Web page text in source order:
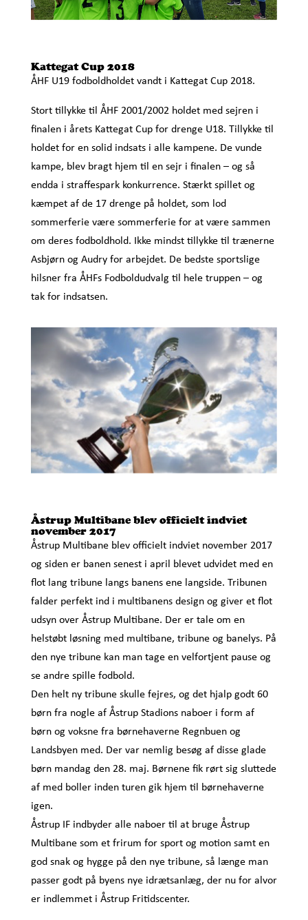
Kattegat Cup 2018
ÅHF U19 fodboldholdet vandt i Kattegat Cup 2018.
Stort tillykke til ÅHF 2001/2002 holdet med sejren i
finalen i årets Kattegat Cup for drenge U18. Tillykke til
holdet for en solid indsats i alle kampene. De vunde
kampe, blev bragt hjem til en sejr i finalen – og så
endda i straffespark konkurrence. Stærkt spillet og
kæmpet af de 17 drenge på holdet, som lod
sommerferie være sommerferie for at være sammen
om deres fodboldhold. Ikke mindst tillykke til trænerne
Asbjørn og Audry for arbejdet. De bedste sportslige
hilsner fra ÅHFs Fodboldudvalg til hele truppen – og
tak for indsatsen.
Åstrup Multibane blev officielt indviet
november 2017
Åstrup Multibane blev officielt indviet november 2017
og siden er banen senest i april blevet udvidet med en
flot lang tribune langs banens ene langside. Tribunen
falder perfekt ind i multibanens design og giver et flot
udsyn over Åstrup Multibane. Der er tale om en
helstøbt løsning med multibane, tribune og banelys. På
den nye tribune kan man tage en velfortjent pause og
se andre spille fodbold.
Den helt ny tribune skulle fejres, og det hjalp godt 60
børn fra nogle af Åstrup Stadions naboer i form af
børn og voksne fra børnehaverne Regnbuen og
Landsbyen med. Der var nemlig besøg af disse glade
børn mandag den 28. maj. Børnene fik rørt sig sluttede
af med boller inden turen gik hjem til børnehaverne
igen.
Åstrup IF indbyder alle naboer til at bruge Åstrup
Multibane som et frirum for sport og motion samt en
god snak og hygge på den nye tribune, så længe man
passer godt på byens nye idrætsanlæg, der nu for alvor
er indlemmet i Åstrup Fritidscenter.